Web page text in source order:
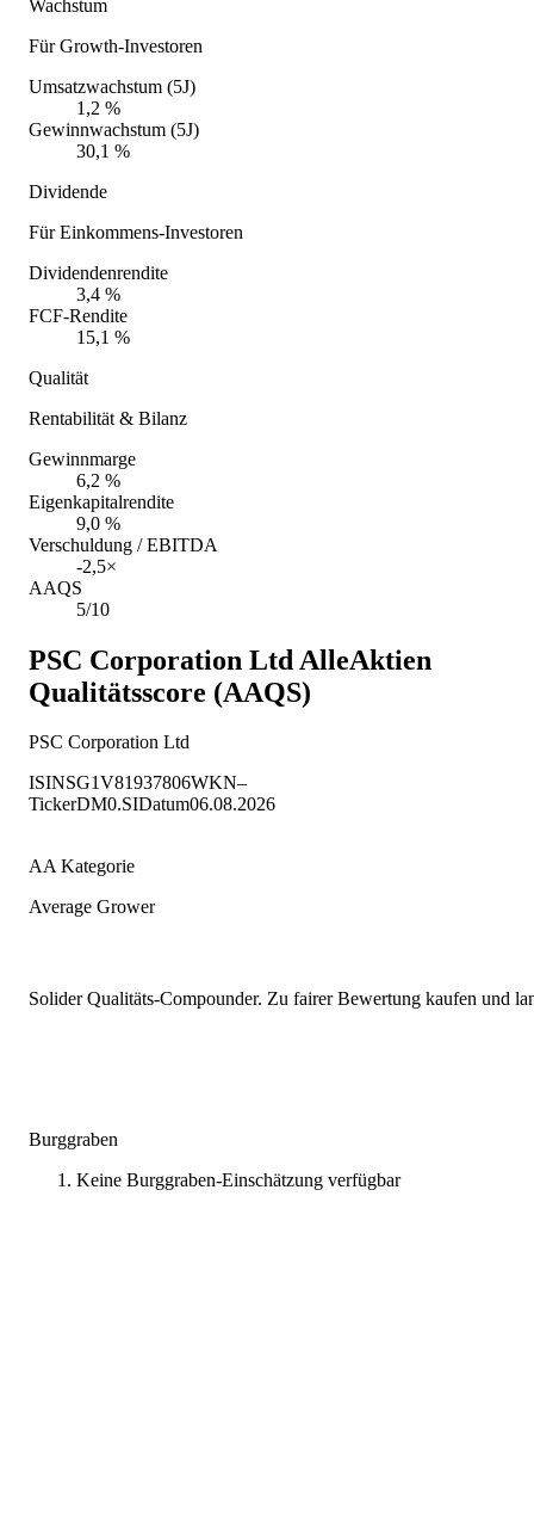
Wachstum
Für Growth-Investoren
Umsatzwachstum (5J)
1,2 %
Gewinnwachstum (5J)
30,1 %
Dividende
Für Einkommens-Investoren
Dividendenrendite
3,4 %
FCF-Rendite
15,1 %
Qualität
Rentabilität & Bilanz
Gewinnmarge
6,2 %
Eigenkapitalrendite
9,0 %
Verschuldung / EBITDA
-2,5×
AAQS
5/10
PSC Corporation Ltd AlleAktien
Qualitätsscore (AAQS)
PSC Corporation Ltd
ISINSG1V81937806WKN–
TickerDM0.SIDatum06.08.2026
AA Kategorie
Average Grower
Solider Qualitäts-Compounder. Zu fairer Bewertung kaufen und
Burggraben
Keine Burggraben-Einschätzung verfügbar